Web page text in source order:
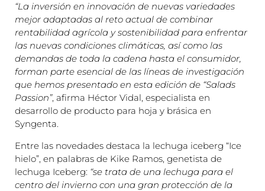
“La inversión en innovación de nuevas variedades
mejor adaptadas al reto actual de combinar
rentabilidad agrícola y sostenibilidad para enfrentar
las nuevas condiciones climáticas, así como las
demandas de toda la cadena hasta el consumidor,
forman parte esencial de las líneas de investigación
que hemos presentado en esta edición de “Salads
Passion”, afirma Héctor Vidal, especialista en
desarrollo de producto para hoja y brásica en
Syngenta.
Entre las novedades destaca la lechuga iceberg “Ice
hielo”, en palabras de Kike Ramos, genetista de
lechuga Iceberg: “se trata de una lechuga para el
centro del invierno con una gran protección de la